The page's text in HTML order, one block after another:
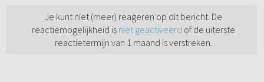
Je kunt niet (meer) reageren op dit bericht. De
reactiemogelijkheid is niet geactiveerd of de uiterste
reactietermijn van 1 maand is verstreken.